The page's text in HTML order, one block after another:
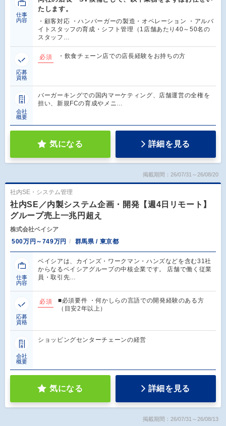
仕事
内容
たします。
・顧客対応 ・ハンバーガーの製造・オペレーション ・アルバ
イトスタッフの育成・シフト管理（1店舗あたり40～50名の
スタッフ…
応募
資格
必須 ・飲食チェーン店での店長経験をお持ちの方
会社
概要
バーガーキングでの国内マーケティング、店舗運営の全権を
担い、新規FCの育成やメニ…
気になる 詳細を見る
掲載期間：26/07/31～26/08/20
社内SE・システム管理
社内SE／内製システム企画・開発【週4日リモート】
グループ売上一兆円超え
株式会社ベイシア
500万円～749万円
群馬県 / 東京都
仕事
内容
ベイシアは、カインズ・ワークマン・ハンズなどを含む31社
からなるベイシアグループの中核企業です。 店舗で働く従業
員・取引先…
応募
資格
必須
■必須要件 ・何かしらの言語での開発経験のある方
（目安2年以上）
会社
概要
ショッピングセンターチェーンの経営
気になる 詳細を見る
掲載期間：26/07/31～26/08/13